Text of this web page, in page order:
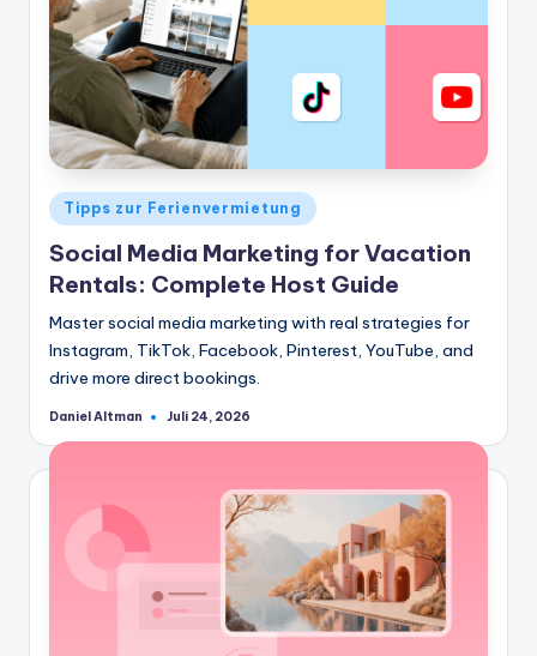
Veröffentlicht
in
Tipps zur Ferienvermietung
Social Media Marketing for Vacation
Rentals: Complete Host Guide
Master social media marketing with real strategies for
Instagram, TikTok, Facebook, Pinterest, YouTube, and
drive more direct bookings.
Geschrieben
Daniel Altman Juli 24, 2026